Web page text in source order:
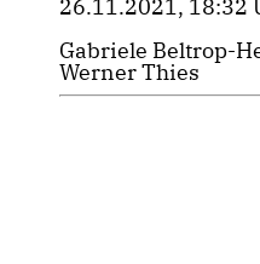
26.11.2021, 18:32
Gabriele Beltrop-
Werner Thies